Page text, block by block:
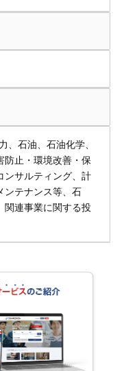
、石油、石油化学、
防止・環境改善・保
ンサルティング、計
ンテナンス等、石
関連事業に関する投